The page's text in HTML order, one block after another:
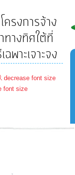
รงการจ้าง
างทิศใต้ที่
าะเจาะจง
decrease font size
font size